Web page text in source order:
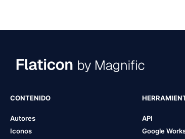
CONTENIDO
Autores
Iconos
API
Google